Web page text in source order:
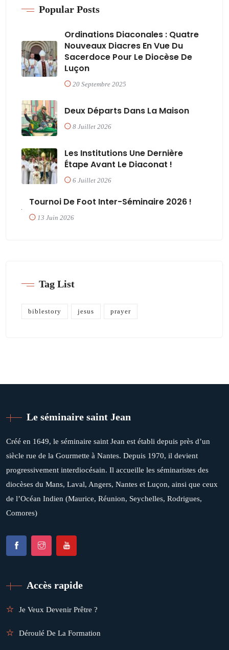
Popular Posts
Ordinations Diaconales : Quatre
Nouveaux Diacres En Vue Du
Sacerdoce Pour Le Diocèse De
Luçon
20 Septembre 2025
Deux Départs Dans La Maison
8 Juillet 2026
Les Institutions Une Dernière
Étape Avant Le Diaconat !
6 Juillet 2026
Tournoi De Foot Inter-Séminaire 2026 !
13 Juin 2026
Tag List
biblestory jesus prayer
Le séminaire saint Jean
Créé en 1649, le séminaire saint Jean est établi depuis près d’un
siècle rue de la Gourmette à Nantes. Depuis 1970, il devient
progressivement interdiocésain. Il accueille les séminaristes des
diocèses du Mans, Laval, Angers, Nantes et Luçon, ainsi que ceux
de l’Océan Indien (Maurice, Réunion, Seychelles, Rodrigues,
Comores)
Accès rapide
Je Veux Devenir Prêtre ?
Déroulé De La Formation